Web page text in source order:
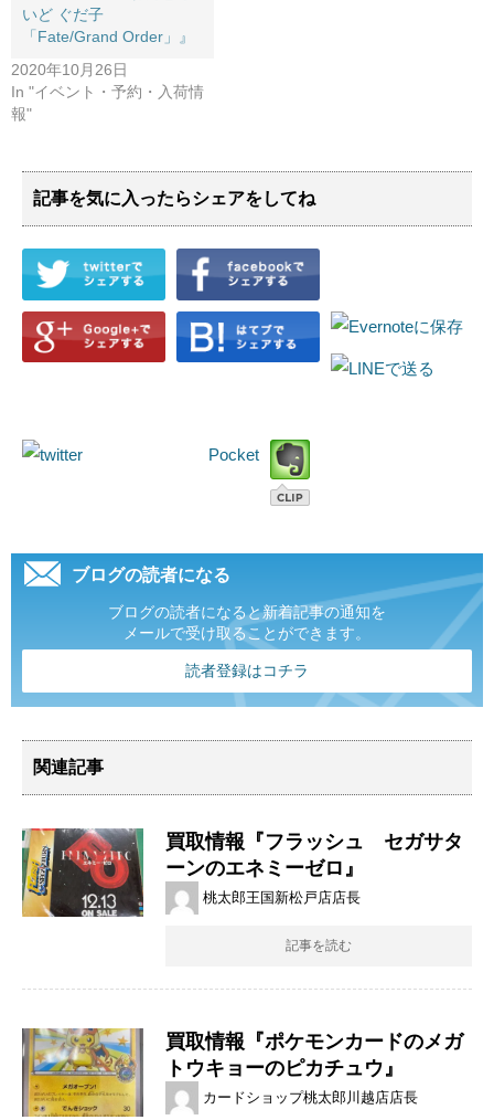
いど ​ぐだ子 ​
「Fate/Grand ​Order」』
2020年10月26日
In "イベント・予約・入荷情
報"
記事を気に入ったらシェアをしてね
Pocket
ブログの読者になる
ブログの読者になると新着記事の通知を
メールで受け取ることができます。
読者登録はコチラ
関連記事
買取情報『フラッシュ セガサタ
ーンのエネミーゼロ』
桃太郎王国新松戸店店長
記事を読む
買取情報『ポケモンカードのメガ
トウキョーのピカチュウ』
カードショップ桃太郎川越店店長